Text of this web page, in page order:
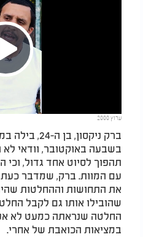
Play
Video
ערוץ 2000
ברק ניקסון,
בשבעה באוקטובר, וודאי
תהפוך לסיוט אחד גדול, וכי
את התחושות וההחלטות
שהובילו אותו גם לקבל
החלטה שנראתה כמעט לא
במציאות הכואבת של אחרי.